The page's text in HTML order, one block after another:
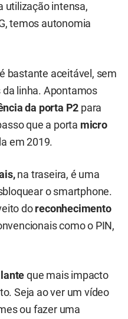
utilização intensa,
temos autonomia
bastante aceitável, sem
linha. Apontamos
da porta P2 para
que a porta micro
em 2019.
na traseira, é uma
o smartphone.
doreconhecimento
como o PIN,
que mais impacto
Seja ao ver um vídeo
ou fazer uma